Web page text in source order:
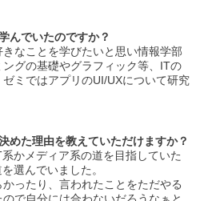
んでいたのですか？
なことを学びたいと思い情報学部
グの基礎やグラフィック等、ITの
ミではアプリのUI/UXについて研究
めた理由を教えていただけますか？
かメディア系の道を目指していた
選んでいました。
ったり、言われたことをただやる
で自分には合わないだろうなぁと